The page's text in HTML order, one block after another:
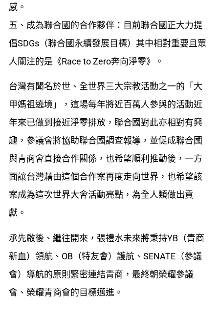
感。
五、成為聯合國的合作夥伴：目前聯合國正大力提
倡SDGs（聯合國永續發展目標）其中相對重要且眾
人關注的是《Race to Zero奔向淨零》。
台灣有聞名於世、全世界三大宗教活動之一的「大
甲媽祖遶境」，這場每年將近百萬人參與的活動近
年來已做到接近淨零排放，聯合國對此亦相對有興
趣，參議會將協助聯合國調查報導，並促成聯合國
與青商會直接合作關係，也希望順利推動後，一方
面讓台灣藉由這個合作案再度走向世界，也希望該
案成為這次世界大會活動亮點，為全人類做出貢
獻。
承先啟後、繼往開來，張禮水未來將秉持YB（青商
新血）領航、OB（特友會）護航、SENATE（參議
會）導航的原則緊密連結青商，最終朝榮耀參議
會、榮耀青商會的目標邁進。